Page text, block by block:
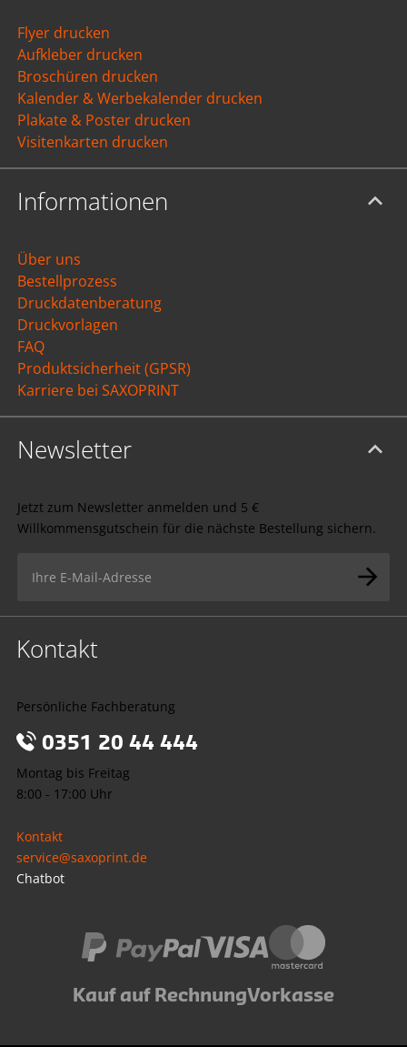
Flyer drucken
Aufkleber drucken
Broschüren drucken
Kalender & Werbekalender drucken
Plakate & Poster drucken
Visitenkarten drucken
Informationen
Über uns
Bestellprozess
Druckdatenberatung
Druckvorlagen
FAQ
Produktsicherheit (GPSR)
Karriere bei SAXOPRINT
Newsletter
Jetzt zum Newsletter anmelden und 5 €
Willkommensgutschein für die nächste Bestellung sichern.
Kontakt
Persönliche Fachberatung
0351 20 44 444
Montag bis Freitag
8:00 - 17:00 Uhr
Kontakt
service@saxoprint.de
Chatbot
Kauf auf RechnungVorkasse